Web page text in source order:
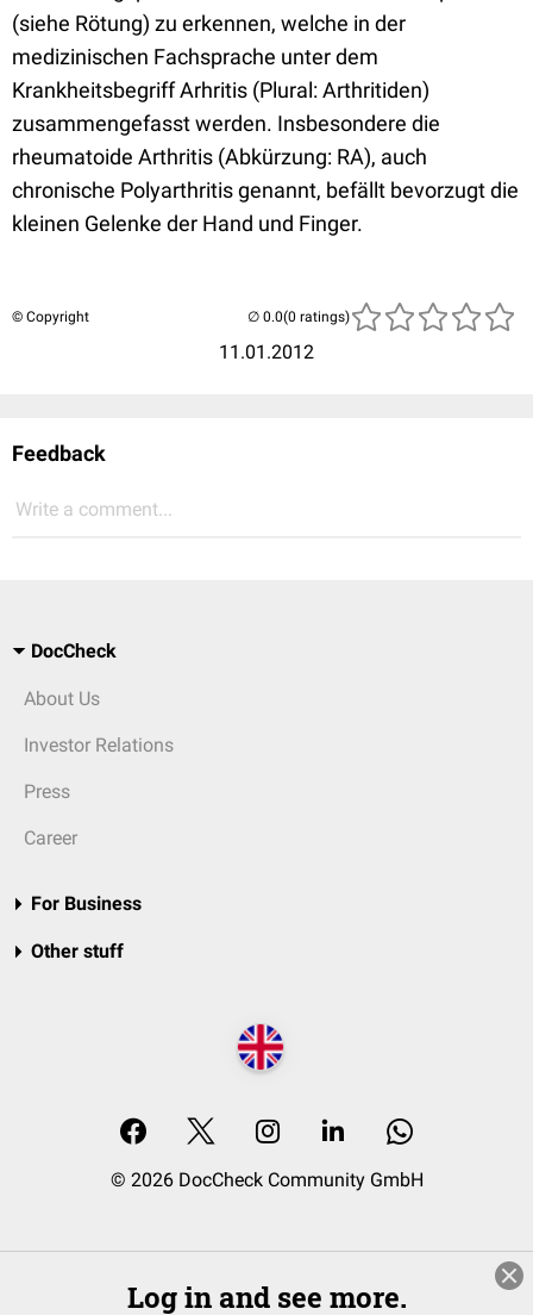
(siehe Rötung) zu erkennen, welche in der
medizinischen Fachsprache unter dem
Krankheitsbegriff Arhritis (Plural: Arthritiden)
zusammengefasst werden. Insbesondere die
rheumatoide Arthritis (Abkürzung: RA), auch
chronische Polyarthritis genannt, befällt bevorzugt die
kleinen Gelenke der Hand und Finger.
© Copyright
11.01.2012
(0 ratings)
Feedback
Write a comment...
DocCheck
About Us
Investor Relations
Press
Career
For Business
Other stuff
© 2026 DocCheck Community GmbH
Log in and see more.